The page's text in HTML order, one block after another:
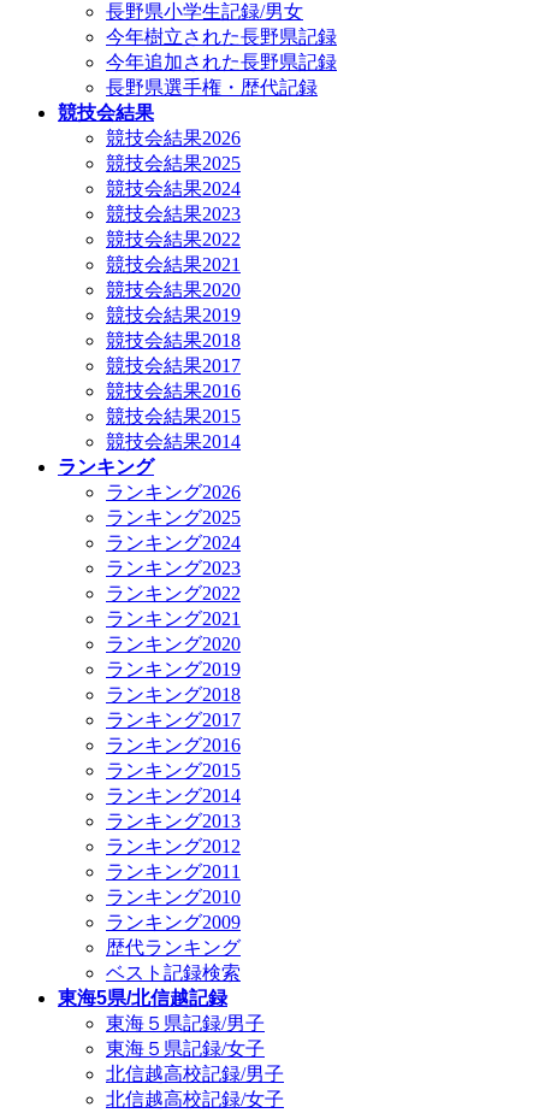
長野県小学生記録/男女
今年樹立された長野県記録
今年追加された長野県記録
長野県選手権・歴代記録
競技会結果
競技会結果2026
競技会結果2025
競技会結果2024
競技会結果2023
競技会結果2022
競技会結果2021
競技会結果2020
競技会結果2019
競技会結果2018
競技会結果2017
競技会結果2016
競技会結果2015
競技会結果2014
ランキング
ランキング2026
ランキング2025
ランキング2024
ランキング2023
ランキング2022
ランキング2021
ランキング2020
ランキング2019
ランキング2018
ランキング2017
ランキング2016
ランキング2015
ランキング2014
ランキング2013
ランキング2012
ランキング2011
ランキング2010
ランキング2009
歴代ランキング
ベスト記録検索
東海5県/北信越記録
東海５県記録/男子
東海５県記録/女子
北信越高校記録/男子
北信越高校記録/女子